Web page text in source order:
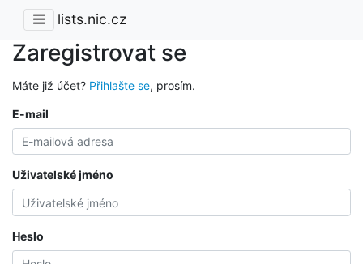
lists.nic.cz
Zaregistrovat se
Máte již účet? Přihlašte se, prosím.
E-mail
Uživatelské jméno
Heslo